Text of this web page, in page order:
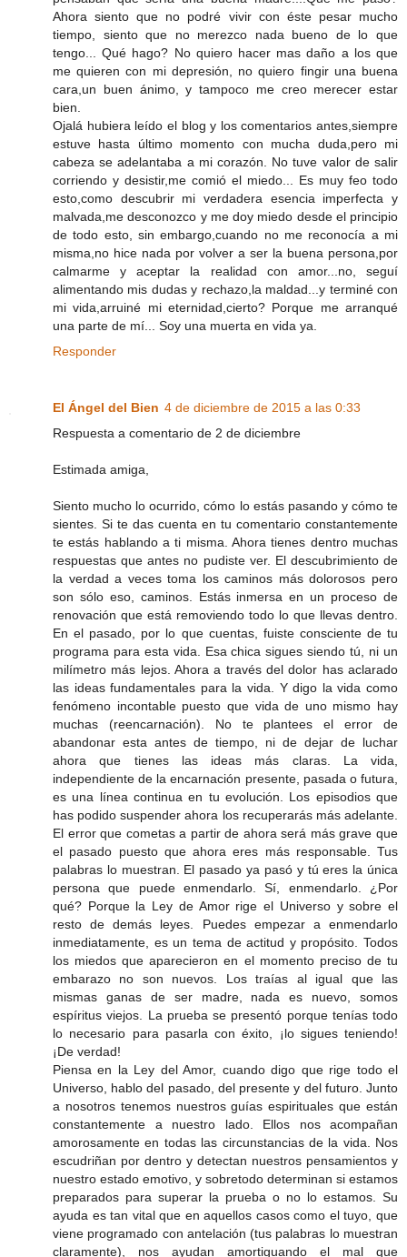
Ahora siento que no podré vivir con éste pesar mucho
tiempo, siento que no merezco nada bueno de lo que
tengo... Qué hago? No quiero hacer mas daño a los que
me quieren con mi depresión, no quiero fingir una buena
cara,un buen ánimo, y tampoco me creo merecer estar
bien.
Ojalá hubiera leído el blog y los comentarios antes,siempre
estuve hasta último momento con mucha duda,pero mi
cabeza se adelantaba a mi corazón. No tuve valor de salir
corriendo y desistir,me comió el miedo... Es muy feo todo
esto,como descubrir mi verdadera esencia imperfecta y
malvada,me desconozco y me doy miedo desde el principio
de todo esto, sin embargo,cuando no me reconocía a mi
misma,no hice nada por volver a ser la buena persona,por
calmarme y aceptar la realidad con amor...no, seguí
alimentando mis dudas y rechazo,la maldad...y terminé con
mi vida,arruiné mi eternidad,cierto? Porque me arranqué
una parte de mí... Soy una muerta en vida ya.
Responder
El Ángel del Bien 4 de diciembre de 2015 a las 0:33
Respuesta a comentario de 2 de diciembre
Estimada amiga,
Siento mucho lo ocurrido, cómo lo estás pasando y cómo te
sientes. Si te das cuenta en tu comentario constantemente
te estás hablando a ti misma. Ahora tienes dentro muchas
respuestas que antes no pudiste ver. El descubrimiento de
la verdad a veces toma los caminos más dolorosos pero
son sólo eso, caminos. Estás inmersa en un proceso de
renovación que está removiendo todo lo que llevas dentro.
En el pasado, por lo que cuentas, fuiste consciente de tu
programa para esta vida. Esa chica sigues siendo tú, ni un
milímetro más lejos. Ahora a través del dolor has aclarado
las ideas fundamentales para la vida. Y digo la vida como
fenómeno incontable puesto que vida de uno mismo hay
muchas (reencarnación). No te plantees el error de
abandonar esta antes de tiempo, ni de dejar de luchar
ahora que tienes las ideas más claras. La vida,
independiente de la encarnación presente, pasada o futura,
es una línea continua en tu evolución. Los episodios que
has podido suspender ahora los recuperarás más adelante.
El error que cometas a partir de ahora será más grave que
el pasado puesto que ahora eres más responsable. Tus
palabras lo muestran. El pasado ya pasó y tú eres la única
persona que puede enmendarlo. Sí, enmendarlo. ¿Por
qué? Porque la Ley de Amor rige el Universo y sobre el
resto de demás leyes. Puedes empezar a enmendarlo
inmediatamente, es un tema de actitud y propósito. Todos
los miedos que aparecieron en el momento preciso de tu
embarazo no son nuevos. Los traías al igual que las
mismas ganas de ser madre, nada es nuevo, somos
espíritus viejos. La prueba se presentó porque tenías todo
lo necesario para pasarla con éxito, ¡lo sigues teniendo!
¡De verdad!
Piensa en la Ley del Amor, cuando digo que rige todo el
Universo, hablo del pasado, del presente y del futuro. Junto
a nosotros tenemos nuestros guías espirituales que están
constantemente a nuestro lado. Ellos nos acompañan
amorosamente en todas las circunstancias de la vida. Nos
escudriñan por dentro y detectan nuestros pensamientos y
nuestro estado emotivo, y sobretodo determinan si estamos
preparados para superar la prueba o no lo estamos. Su
ayuda es tan vital que en aquellos casos como el tuyo, que
viene programado con antelación (tus palabras lo muestran
claramente), nos ayudan amortiguando el mal que